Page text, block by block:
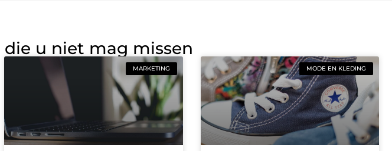
die u niet mag missen
MARKETING MODE EN KLEDING